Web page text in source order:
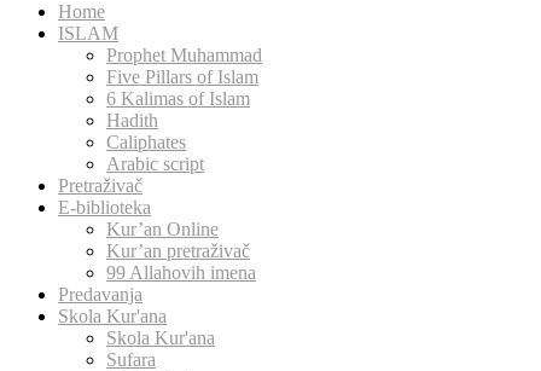
Home
ISLAM
Prophet Muhammad
Five Pillars of Islam
6 Kalimas of Islam
Hadith
Caliphates
Arabic script
Pretraživač
E-biblioteka
Kur’an Online
Kur’an pretraživač
99 Allahovih imena
Predavanja
Skola Kur'ana
Skola Kur'ana
Sufara